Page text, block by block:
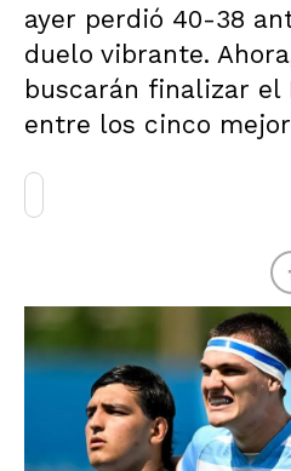
ayer perdió 40-38
duelo vibrante.
buscarán finalizar el
entre los cinco